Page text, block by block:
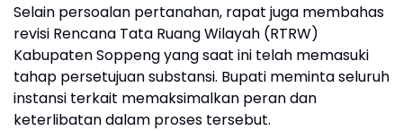
Selain persoalan pertanahan, rapat juga membahas
revisi Rencana Tata Ruang Wilayah (RTRW)
Kabupaten Soppeng yang saat ini telah memasuki
tahap persetujuan substansi. Bupati meminta seluruh
instansi terkait memaksimalkan peran dan
keterlibatan dalam proses tersebut.